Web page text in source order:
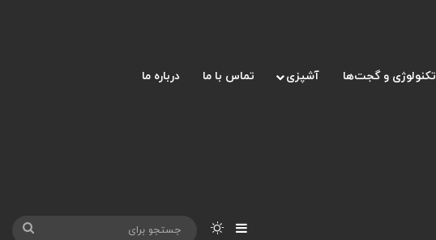
تکنولوژی و گجت‌ها آشپزی تماس با ما درباره ما
نوارکناریتغییر پوسته